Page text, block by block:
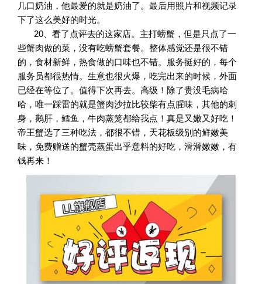
几口奶油，他最爱的就是奶油了。最后用照片和视频记录
下了这么美好的时光。
20、看了点评去的这家店。主打螃蟹，但是只点了一
些蟹肉做的菜，没有吃螃蟹套餐。整体感觉还是很不错
的，食材新鲜，热食做的口味也不错。服务挺好的，每个
服务员都很热情。生意也很火爆，吃完出来的时候，外面
已经在等位了。值得下次再去。高级！除了贵没毛病哈
哈，唯一踩雷的就是蟹肉沙拉比较柴有点腥味，其他的刺
身，鹅肝，鳕鱼，牛肉蒸笼都给我点！真是又嫩又好吃！
帝王蟹选了三种吃法，都很不错，天花板级别的鲜嫩美
味，免费赠送的蟹壳蒸蛋出乎意料的好吃，滑滑嫩嫩，有
钱再来！